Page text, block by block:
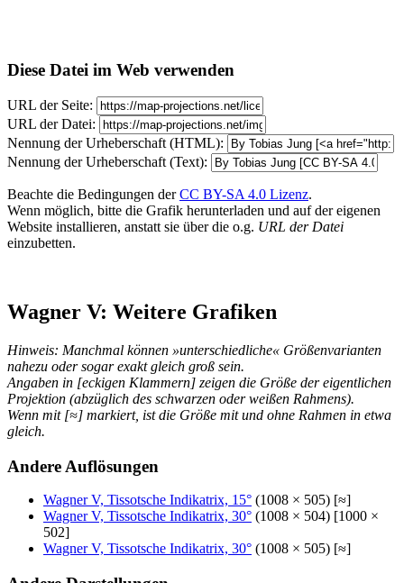
Diese Datei im Web verwenden
URL der Seite:
URL der Datei:
Nennung der Urheberschaft (HTML):
Nennung der Urheberschaft (Text):
Beachte die Bedingungen derCC BY-SA 4.0 Lizenz.
Wenn möglich, bitte die Grafik herunterladen und auf der eigenen
Website installieren, anstatt sie über die o.g. URL der Datei
einzubetten.
Wagner V: Weitere Grafiken
Hinweis: Manchmal können »unterschiedliche« Größenvarianten
nahezu oder sogar exakt gleich groß sein.
Angaben in [eckigen Klammern] zeigen die Größe der eigentlichen
Projektion (abzüglich des schwarzen oder weißen Rahmens).
Wenn mit [≈] markiert, ist die Größe mit und ohne Rahmen in etwa
gleich.
Andere Auflösungen
Wagner V, Tissotsche Indikatrix, 15° (1008 × 505) [≈]
Wagner V, Tissotsche Indikatrix, 30° (1008 × 504) [1000 ×
502]
Wagner V, Tissotsche Indikatrix, 30° (1008 × 505) [≈]